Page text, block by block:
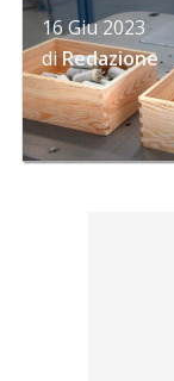
16 Giu 2023
diRedazione